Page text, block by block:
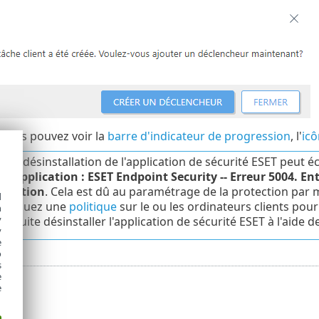
pouvez voir la barre d'indicateur de progression, l'
de désinstallation de l'application de sécurité ESET peut
Application : ESET Endpoint Security -- Erreur 5004.
. Cela est dû au paramétrage de la protection par
une politiquesur le ou les ordinateurs clients
désinstaller l'application de sécurité ESET à l'aide